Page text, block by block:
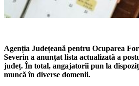
Agenția Județeană pentru Ocuparea
Severin a anunțat lista actualizată a
județ. În total, angajatorii pun la
muncă în diverse domenii.